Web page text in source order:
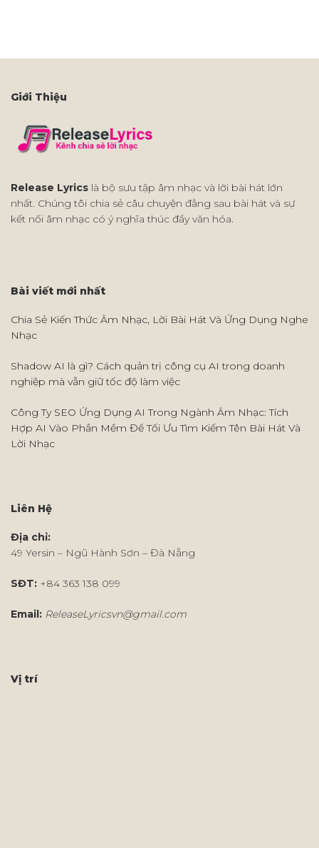
Giới Thiệu
Release Lyrics là bộ sưu tập âm nhạc và lời bài hát lớn
nhất. Chúng tôi chia sẻ câu chuyện đằng sau bài hát và sự
kết nối âm nhạc có ý nghĩa thúc đẩy văn hóa.
Bài viết mới nhất
Chia Sẻ Kiến Thức Âm Nhạc, Lời Bài Hát Và Ứng Dụng Nghe
Nhạc
Shadow AI là gì? Cách quản trị công cụ AI trong doanh
nghiệp mà vẫn giữ tốc độ làm việc
Công Ty SEO Ứng Dụng AI Trong Ngành Âm Nhạc: Tích
Hợp AI Vào Phần Mềm Để Tối Ưu Tìm Kiếm Tên Bài Hát Và
Lời Nhạc
Liên Hệ
Địa chỉ:
49 Yersin – Ngũ Hành Sơn – Đà Nẵng
SĐT: +84 363 138 099
Email: ReleaseLyricsvn@gmail.com
Vị trí